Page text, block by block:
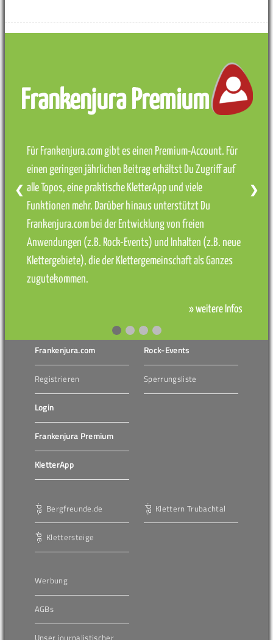
Frankenjura Premium
Für Frankenjura.com gibt es einen Premium-Account. Für
einen geringen jährlichen Beitrag erhältst Du Zugriff auf
alle Topos, eine praktische KletterApp und viele
Funktionen mehr. Darüber hinaus unterstützt Du
Frankenjura.com bei der Entwicklung von freien
Anwendungen (z.B. Rock-Events) und Inhalten (z.B. neue
Klettergebiete), die der Klettergemeinschaft als Ganzes
zugutekommen.
» weitere Infos
❮ ❯
Frankenjura.com
Registrieren
Login
Frankenjura Premium
KletterApp
Rock-Events
Sperrungsliste
Bergfreunde.de
Klettersteige
Klettern Trubachtal
Werbung
AGBs
Unser journalistischer